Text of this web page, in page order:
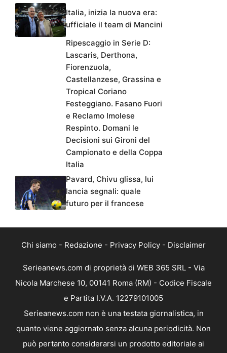
Italia, inizia la nuova era:
ufficiale il team di Mancini
Ripescaggio in Serie D:
Lascaris, Derthona,
Fiorenzuola,
Castellanzese, Grassina e
Tropical Coriano
Festeggiano. Fasano Fuori
e Reclamo Imolese
Respinto. Domani le
Decisioni sui Gironi del
Campionato e della Coppa
Italia
Pavard, Chivu glissa, lui
lancia segnali: quale
futuro per il francese
Chi siamo - Redazione - Privacy Policy - Disclaimer
Serieanews.com di proprietà di WEB 365 SRL - Via
Nicola Marchese 10, 00141 Roma (RM) - Codice Fiscale
e Partita I.V.A. 12279101005
Serieanews.com non è una testata giornalistica, in
quanto viene aggiornato senza alcuna periodicità. Non
può pertanto considerarsi un prodotto editoriale ai